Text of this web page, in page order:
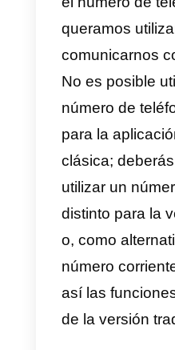
línea de
externas,
para la
soporte al
una
escalable
el cliente a
de
¿Cómo